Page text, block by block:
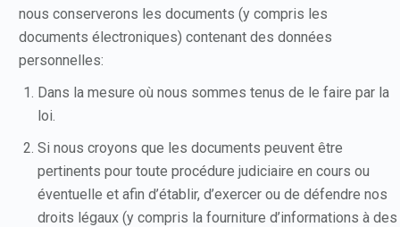
nous conserverons les documents (y compris les
documents électroniques) contenant des données
personnelles:
Dans la mesure où nous sommes tenus de le faire par la
loi.
Si nous croyons que les documents peuvent être
pertinents pour toute procédure judiciaire en cours ou
éventuelle et afin d’établir, d’exercer ou de défendre nos
droits légaux (y compris la fourniture d’informations à des